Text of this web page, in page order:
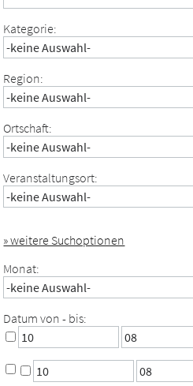
Kategorie:
Region:
Ortschaft:
Veranstaltungsort:
» weitere Suchoptionen
Monat:
Datum von - bis: